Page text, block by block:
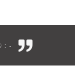
: -